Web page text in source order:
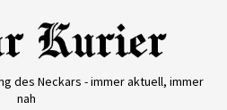
des Neckars - immer aktuell, immer
nah